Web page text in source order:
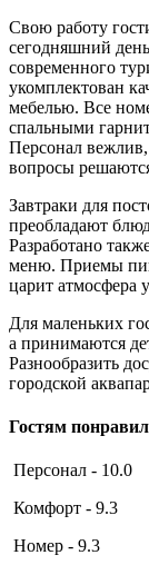
Свою работу
сегодняшний
современного
укомплектован
мебелью. Все
спальными
Персонал
вопросы
Завтраки для
преобладают
Разработано
меню. Приемы
царит атмосфера
Для маленьких
а принимаются
Разнообразить
городской
Гостям
Персонал - 10.0
Комфорт - 9.3
Номер - 9.3